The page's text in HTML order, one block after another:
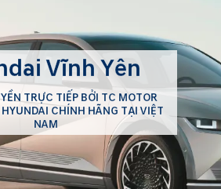
Vĩnh Yên
TRỰC TIẾP BỞI TC MOTOR
HYUNDAI CHÍNH HÃNG TẠI VIỆT
NAM